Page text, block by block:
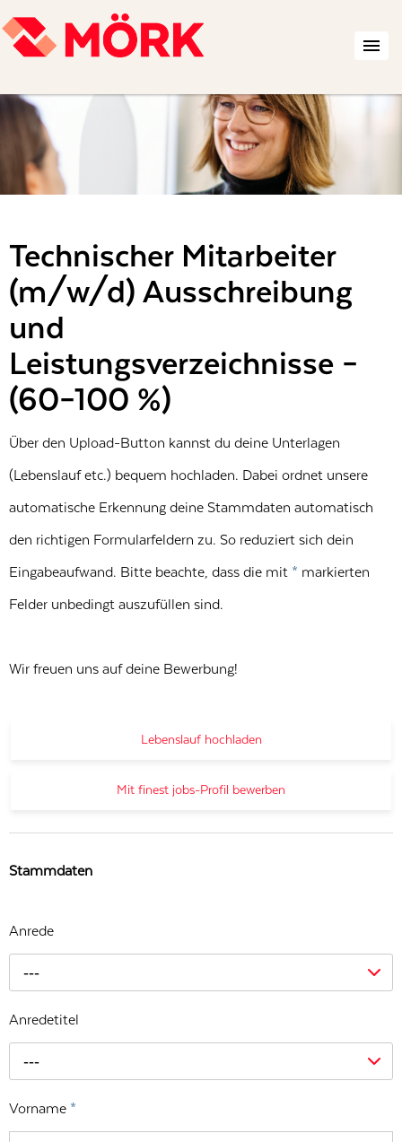
Technischer Mitarbeiter
(m/w/d) Ausschreibung
und
Leistungsverzeichnisse –
(60–100 %)
Über den Upload-Button kannst du deine Unterlagen
(Lebenslauf etc.) bequem hochladen. Dabei ordnet unsere
automatische Erkennung deine Stammdaten automatisch
den richtigen Formularfeldern zu. So reduziert sich dein
Eingabeaufwand. Bitte beachte, dass die mit * markierten
Felder unbedingt auszufüllen sind.
Wir freuen uns auf deine Bewerbung!
Lebenslauf hochladen
Mit finest jobs-Profil bewerben
Stammdaten
Anrede
---
Anredetitel
---
Vorname *